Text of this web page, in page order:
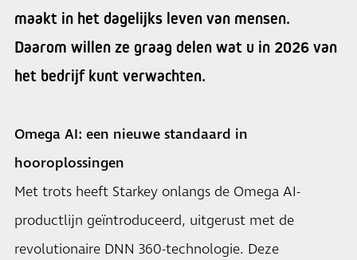
maakt in het dagelijks leven van mensen.
Daarom willen ze graag delen wat u in 2026 van
het bedrijf kunt verwachten.
Omega AI: een nieuwe standaard in
hooroplossingen
Met trots heeft Starkey onlangs de Omega AI-
productlijn geïntroduceerd, uitgerust met de
revolutionaire DNN 360-technologie. Deze